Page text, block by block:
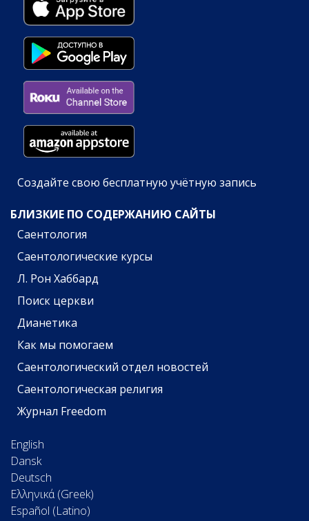
Создайте свою бесплатную учётную запись
БЛИЗКИЕ ПО СОДЕРЖАНИЮ САЙТЫ
Саентология
Саентологические курсы
Л. Рон Хаббард
Поиск церкви
Дианетика
Как мы помогаем
Саентологический отдел новостей
Саентологическая религия
Журнал Freedom
English
Dansk
Deutsch
Ελληνικά (Greek)
Español (Latino)